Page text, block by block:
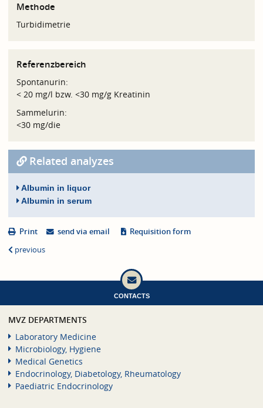
Methode
Turbidimetrie
Referenzbereich
Spontanurin:
< 20 mg/l bzw. <30 mg/g Kreatinin
Sammelurin:
<30 mg/die
Related analyzes
Albumin in liquor
Albumin in serum
Print send via email
Requisition form
previous
CONTACTS
MVZ DEPARTMENTS
Laboratory Medicine
Microbiology, Hygiene
Medical Genetics
Endocrinology, Diabetology, Rheumatology
Paediatric Endocrinology